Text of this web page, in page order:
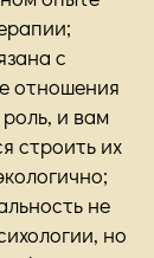
с
отношения
и вам
строить их
не
но